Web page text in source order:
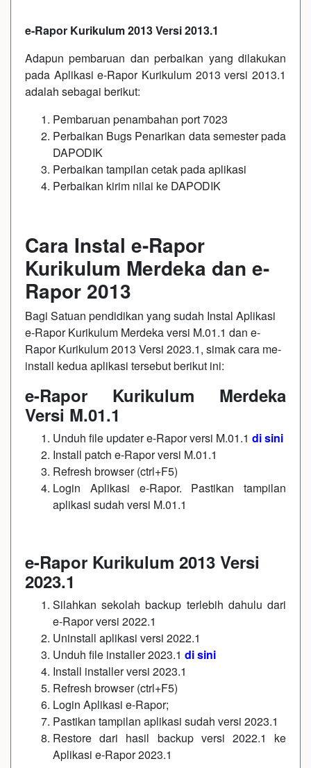
e-Rapor Kurikulum 2013 Versi 2013.1
Adapun pembaruan dan perbaikan yang dilakukan
pada Aplikasi e-Rapor Kurikulum 2013 versi 2013.1
adalah sebagai berikut:
Pembaruan penambahan port 7023
Perbaikan Bugs Penarikan data semester pada
DAPODIK
Perbaikan tampilan cetak pada aplikasi
Perbaikan kirim nilai ke DAPODIK
Cara Instal e-Rapor
Kurikulum Merdeka dan e-
Rapor 2013
Bagi Satuan pendidikan yang sudah Instal Aplikasi
e-Rapor Kurikulum Merdeka versi M.01.1 dan e-
Rapor Kurikulum 2013 Versi 2023.1, simak cara me-
install kedua aplikasi tersebut berikut ini:
e-Rapor Kurikulum Merdeka
Versi M.01.1
Unduh file updater e-Rapor versi M.01.1 di sini
Install patch e-Rapor versi M.01.1
Refresh browser (ctrl+F5)
Login Aplikasi e-Rapor. Pastikan tampilan
aplikasi sudah versi M.01.1
e-Rapor Kurikulum 2013 Versi
2023.1
Silahkan sekolah backup terlebih dahulu dari
e-Rapor versi 2022.1
Uninstall aplikasi versi 2022.1
Unduh file installer 2023.1 di sini
Install installer versi 2023.1
Refresh browser (ctrl+F5)
Login Aplikasi e-Rapor;
Pastikan tampilan aplikasi sudah versi 2023.1
Restore dari hasil backup versi 2022.1 ke
Aplikasi e-Rapor 2023.1